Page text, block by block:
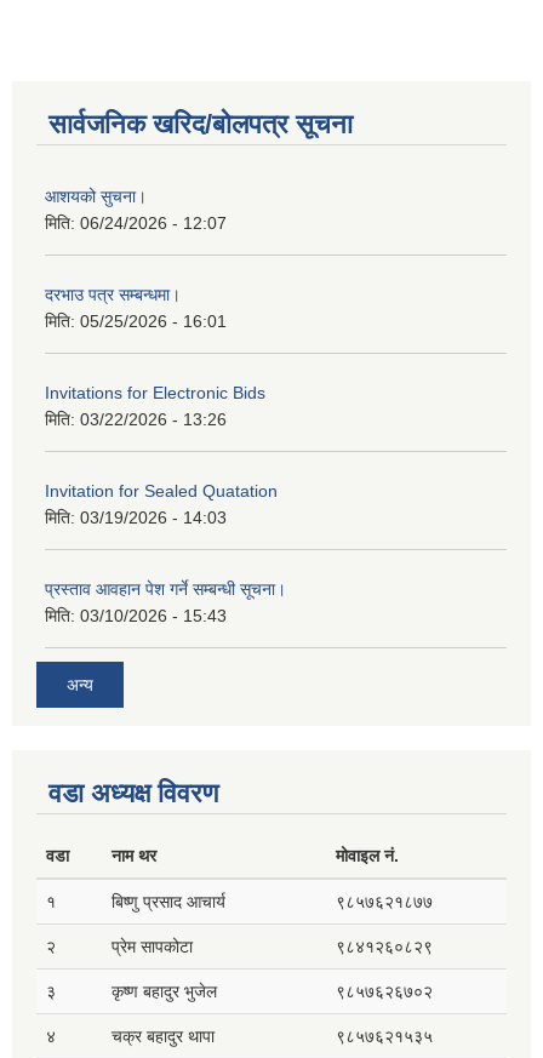
सार्वजनिक खरिद/बोलपत्र सूचना
आशयको सुचना।
मिति: 06/24/2026 - 12:07
दरभाउ पत्र सम्बन्धमा।
मिति: 05/25/2026 - 16:01
Invitations for Electronic Bids
मिति: 03/22/2026 - 13:26
Invitation for Sealed Quatation
मिति: 03/19/2026 - 14:03
प्रस्ताव आवहान पेश गर्ने सम्बन्धी सूचना।
मिति: 03/10/2026 - 15:43
अन्य
वडा अध्यक्ष विवरण
वडा नाम थर मोवाइल नं.
१ बिष्णु प्रसाद आचार्य ९८५७६२१८७७
२ प्रेम सापकोटा ९८४१२६०८२९
३ कृष्ण बहादुर भुजेल ९८५७६२६७०२
४ चक्र बहादुर थापा ९८५७६२१५३५